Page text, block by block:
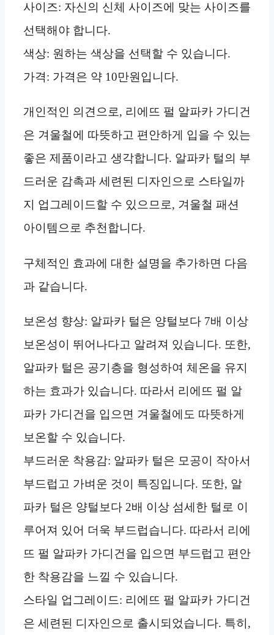
사이즈: 자신의 신체 사이즈에 맞는 사이즈를
선택해야 합니다.
색상: 원하는 색상을 선택할 수 있습니다.
가격: 가격은 약 10만원입니다.
개인적인 의견으로, 리에뜨 펄 알파카 가디건
은 겨울철에 따뜻하고 편안하게 입을 수 있는
좋은 제품이라고 생각합니다. 알파카 털의 부
드러운 감촉과 세련된 디자인으로 스타일까
지 업그레이드할 수 있으므로, 겨울철 패션
아이템으로 추천합니다.
구체적인 효과에 대한 설명을 추가하면 다음
과 같습니다.
보온성 향상: 알파카 털은 양털보다 7배 이상
보온성이 뛰어나다고 알려져 있습니다. 또한,
알파카 털은 공기층을 형성하여 체온을 유지
하는 효과가 있습니다. 따라서 리에뜨 펄 알
파카 가디건을 입으면 겨울철에도 따뜻하게
보온할 수 있습니다.
부드러운 착용감: 알파카 털은 모공이 작아서
부드럽고 가벼운 것이 특징입니다. 또한, 알
파카 털은 양털보다 2배 이상 섬세한 털로 이
루어져 있어 더욱 부드럽습니다. 따라서 리에
뜨 펄 알파카 가디건을 입으면 부드럽고 편안
한 착용감을 느낄 수 있습니다.
스타일 업그레이드: 리에뜨 펄 알파카 가디건
은 세련된 디자인으로 출시되었습니다. 특히,